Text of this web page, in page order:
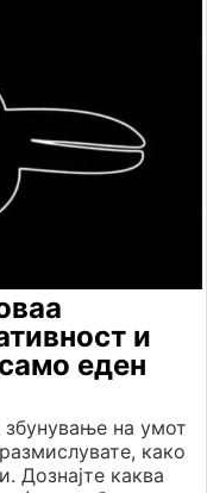
и
еден
на умот
како
Дознајте каква